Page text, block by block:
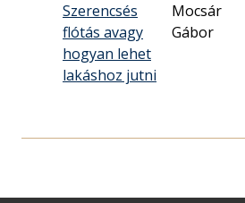
Szerencsés
flótás avagy
hogyan lehet
lakáshoz jutni
Mocsár
Gábor